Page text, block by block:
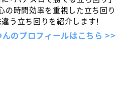
の時間効率を重視した立ち回り
う立ち回りを紹介します！
んのプロフィールはこちら >>